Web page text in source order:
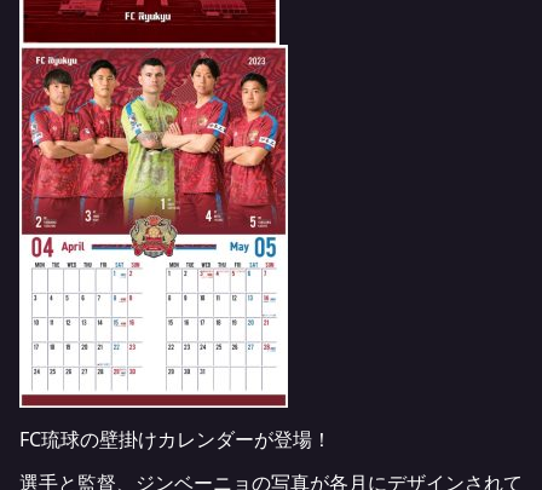
FC琉球の壁掛けカレンダーが登場！
選手と監督、ジンベーニョの写真が各月にデザインされて